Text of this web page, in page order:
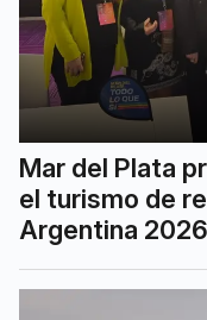
Mar del Plata
el turismo de
Argentina 2026